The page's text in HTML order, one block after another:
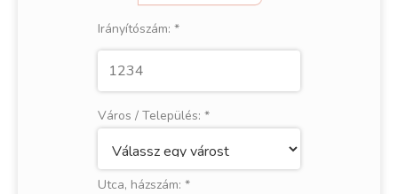
Irányítószám: *
Város / Település: *
Utca, házszám: *